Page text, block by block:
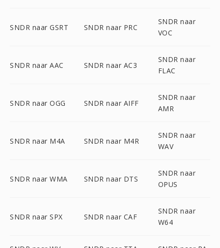
SNDR naar GSRT SNDR naar PRC
SNDR naar
VOC
SNDR naar AAC SNDR naar AC3
SNDR naar
FLAC
SNDR naar OGG SNDR naar AIFF
SNDR naar
AMR
SNDR naar M4A SNDR naar M4R
SNDR naar
WAV
SNDR naar WMA SNDR naar DTS
SNDR naar
OPUS
SNDR naar SPX SNDR naar CAF
SNDR naar
W64